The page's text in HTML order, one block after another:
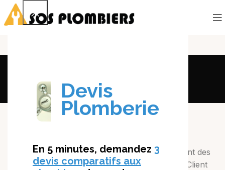
Confidentialité
TRAITEMENT DES DONNÉES
L’enregistrement sur le Site entraîne le traitement des
données à caractère personnel du Client. Si le Client